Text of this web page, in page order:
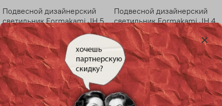
Подвесной дизайнерский
светильник Formakami JH 5
&Tradition
45 900 руб
Подвесной дизайнерский
светильник Formakami JH 4
&Tradition
33 000 руб